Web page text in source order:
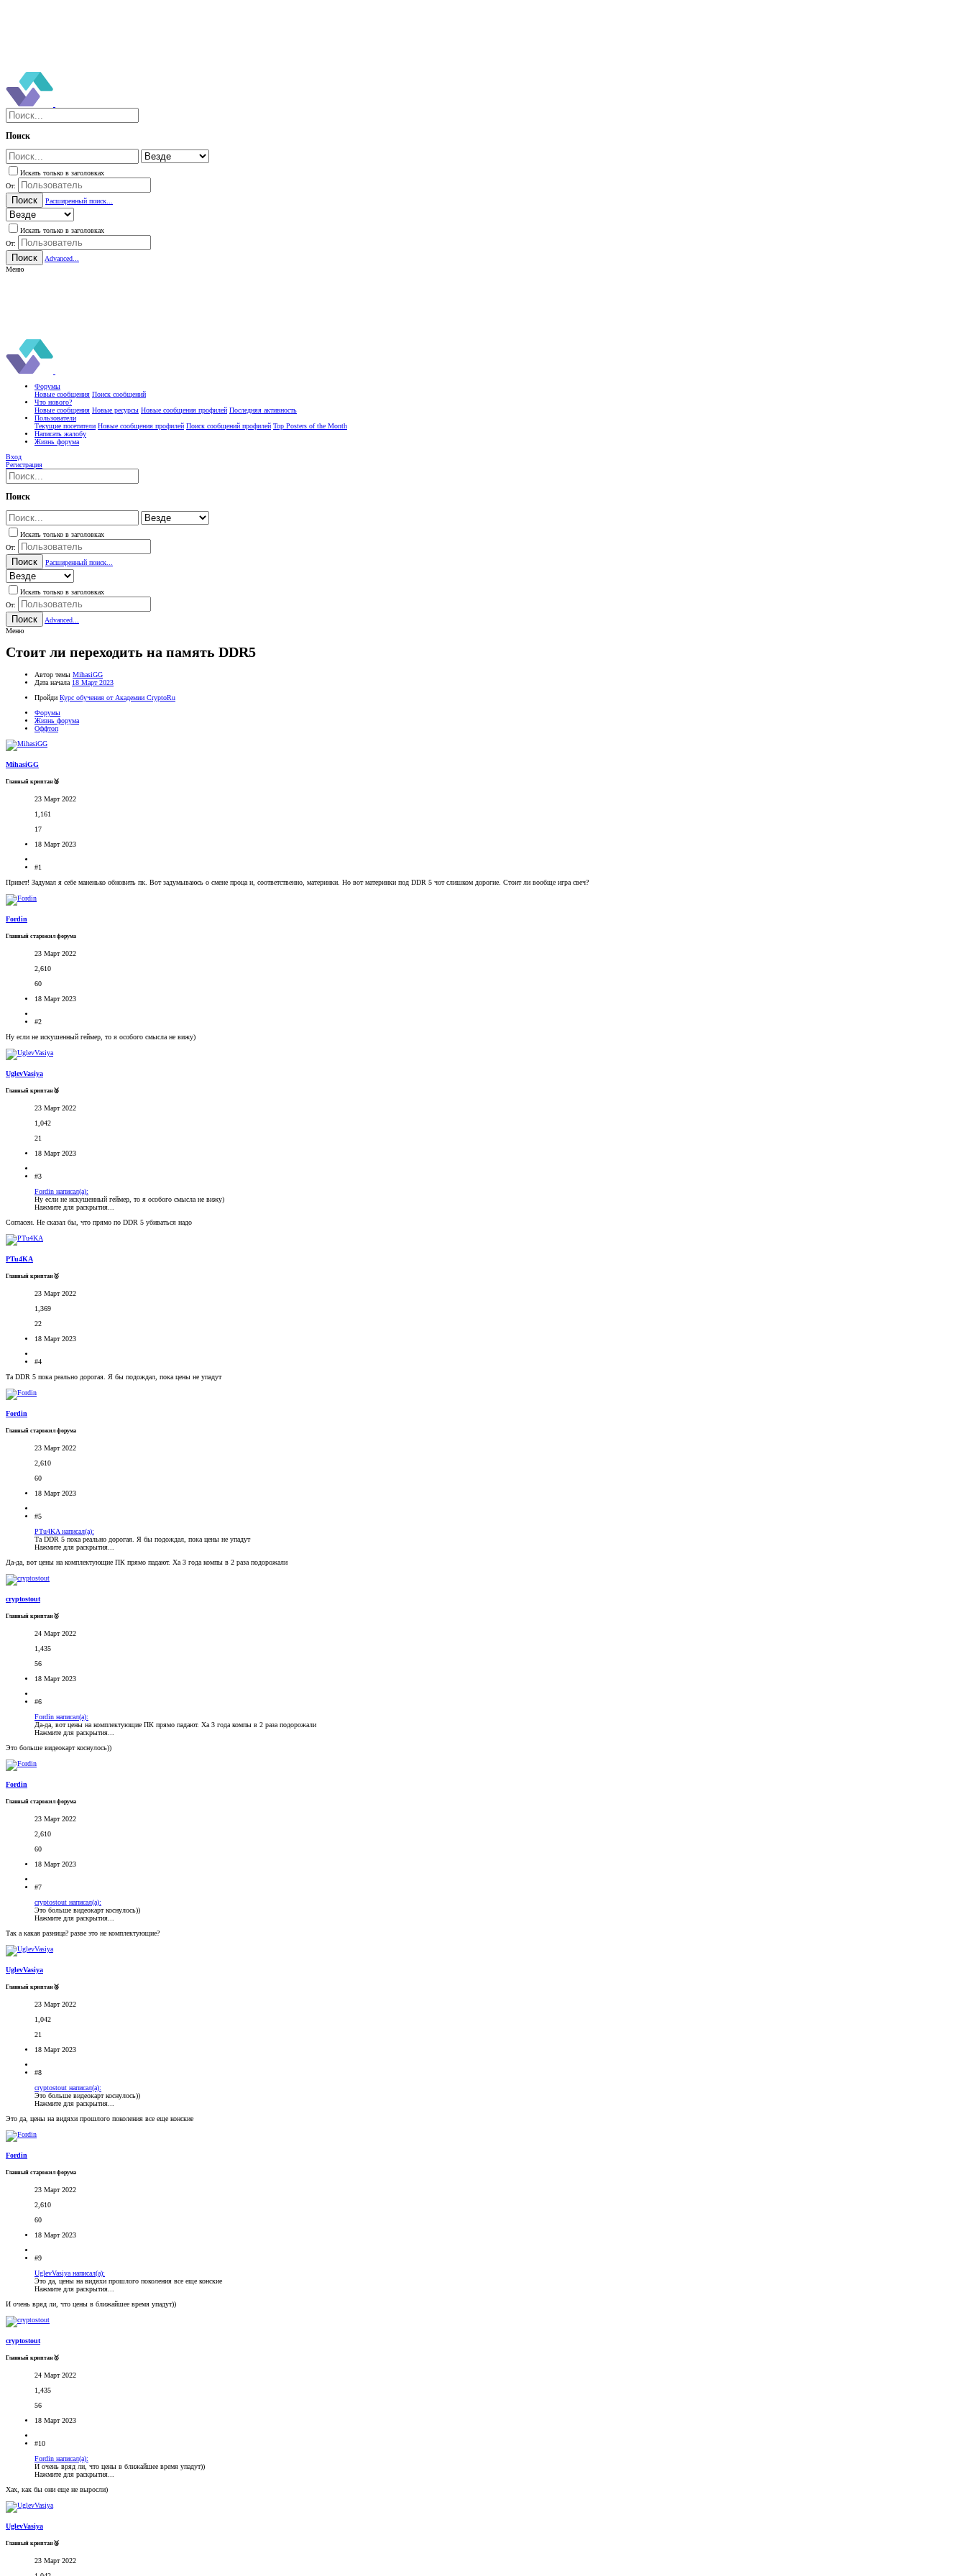
Поиск
Искать только в заголовках
От:
Поиск Расширенный поиск...
Искать только в заголовках
От:
Поиск
Advanced...
Меню
Форумы
Новые сообщения Поиск сообщений
Что нового?
Новые сообщения Новые ресурсы Новые сообщения профилей Последняя активность
Пользователи
Текущие посетители Новые сообщения профилей Поиск сообщений профилей Top Posters of the Month
Написать жалобу
Жизнь форума
Вход
Регистрация
Поиск
Искать только в заголовках
От:
Поиск Расширенный поиск...
Искать только в заголовках
От:
Поиск
Advanced...
Меню
Стоит ли переходить на память DDR5
Автор темы MihasiGG
Дата начала 18 Март 2023
Пройди Курс обучения от Академии CryptoRu
Форумы
Жизнь форума
Оффтоп
MihasiGG
Главный криптан🥈
23 Март 2022
1,161
17
18 Март 2023
#1
Привет! Задумал я себе маненько обновить пк. Вот задумываюсь о смене проца и, соответственно, материнки. Но вот материнки под DDR 5 чот слишком дорогие. Стоит ли вообще игра свеч?
Fordin
Главный старожил форума
23 Март 2022
2,610
60
18 Март 2023
#2
Ну если не искушенный геймер, то я особого смысла не вижу)
UglevVasiya
Главный криптан🥈
23 Март 2022
1,042
21
18 Март 2023
#3
Fordin написал(а):
Ну если не искушенный геймер, то я особого смысла не вижу)
Нажмите для раскрытия...
Согласен. Не сказал бы, что прямо по DDR 5 убиваться надо
PTu4KA
Главный криптан🥇
23 Март 2022
1,369
22
18 Март 2023
#4
Та DDR 5 пока реально дорогая. Я бы подождал, пока цены не упадут
Fordin
Главный старожил форума
23 Март 2022
2,610
60
18 Март 2023
#5
PTu4KA написал(а):
Та DDR 5 пока реально дорогая. Я бы подождал, пока цены не упадут
Нажмите для раскрытия...
Да-да, вот цены на комплектующие ПК прямо падают. Ха 3 года компы в 2 раза подорожали
cryptostout
Главный криптан🥇
24 Март 2022
1,435
56
18 Март 2023
#6
Fordin написал(а):
Да-да, вот цены на комплектующие ПК прямо падают. Ха 3 года компы в 2 раза подорожали
Нажмите для раскрытия...
Это больше видеокарт коснулось))
Fordin
Главный старожил форума
23 Март 2022
2,610
60
18 Март 2023
#7
cryptostout написал(а):
Это больше видеокарт коснулось))
Нажмите для раскрытия...
Так а какая разница? разве это не комплектующие?
UglevVasiya
Главный криптан🥈
23 Март 2022
1,042
21
18 Март 2023
#8
cryptostout написал(а):
Это больше видеокарт коснулось))
Нажмите для раскрытия...
Это да, цены на видяхи прошлого поколения все еще конские
Fordin
Главный старожил форума
23 Март 2022
2,610
60
18 Март 2023
#9
UglevVasiya написал(а):
Это да, цены на видяхи прошлого поколения все еще конские
Нажмите для раскрытия...
И очень вряд ли, что цены в ближайшее время упадут))
cryptostout
Главный криптан🥇
24 Март 2022
1,435
56
18 Март 2023
#10
Fordin написал(а):
И очень вряд ли, что цены в ближайшее время упадут))
Нажмите для раскрытия...
Хах, как бы они еще не выросли)
UglevVasiya
Главный криптан🥈
23 Март 2022